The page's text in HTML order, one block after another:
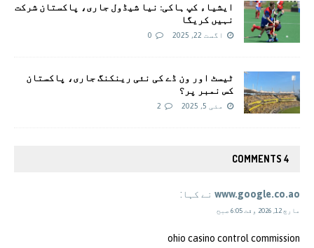
ایشیاء کپ ہاکی: نیا شیڈول جاری، پاکستان شرکت
نہیں کریگا
اگست 22, 2025 0
ٹیسٹ اور ون ڈے کی نئی رینکنگ جاری، پاکستان
کس نمبر پر؟
مئی 5, 2025 2
4 COMMENTS
www.google.co.ao نے کہا:
مارچ 12, 2026 وقت 6:05 صبح
ohio casino control commission